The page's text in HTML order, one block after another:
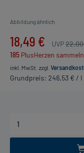
Abbildung ähnlich
18,49 € UVP
185 PlusHerzen sammeln
inkl. MwSt. zzgl.
Grundpreis: 246,53 € / l